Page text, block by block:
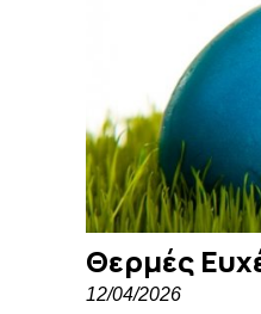
Θερμές
12/04/2026